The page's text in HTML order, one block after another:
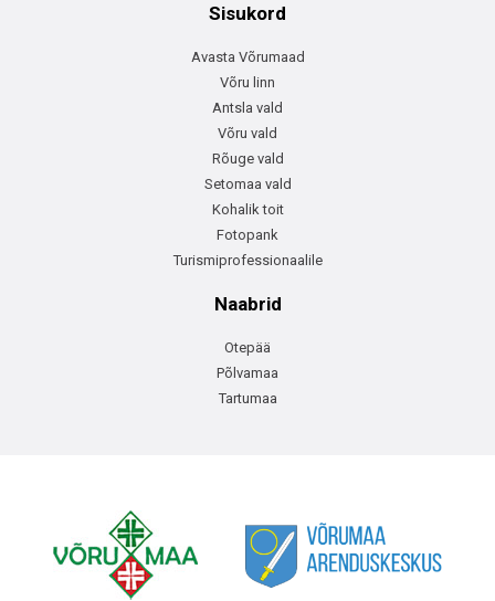
Sisukord
Avasta Võrumaad
Võru linn
Antsla vald
Võru vald
Rõuge vald
Setomaa vald
Kohalik toit
Fotopank
Turismiprofessionaalile
Naabrid
Otepää
Põlvamaa
Tartumaa